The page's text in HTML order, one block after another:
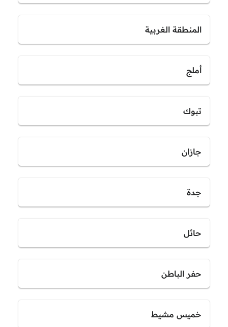
المنطقة الغربية
أملج
تبوك
جازان
جدة
حائل
حفر الباطن
خميس مشيط